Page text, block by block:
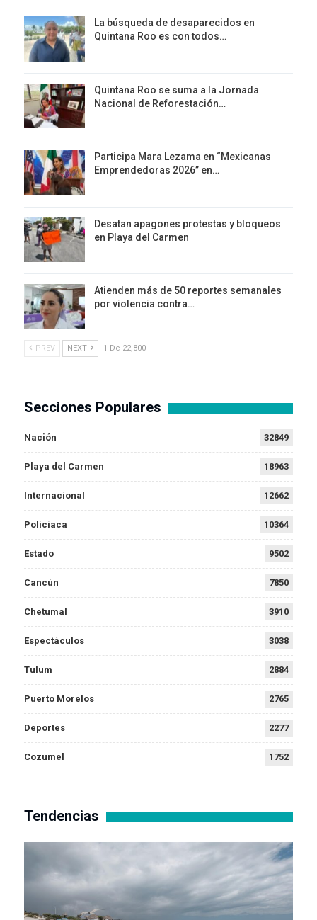
La búsqueda de desaparecidos en
Quintana Roo es con todos…
Quintana Roo se suma a la Jornada
Nacional de Reforestación…
Participa Mara Lezama en “Mexicanas
Emprendedoras 2026” en…
Desatan apagones protestas y bloqueos
en Playa del Carmen
Atienden más de 50 reportes semanales
por violencia contra…
PREV NEXT 1 De 22,800
Secciones Populares
Nación 32849
Playa del Carmen 18963
Internacional 12662
Policiaca 10364
Estado 9502
Cancún 7850
Chetumal 3910
Espectáculos 3038
Tulum 2884
Puerto Morelos 2765
Deportes 2277
Cozumel 1752
Tendencias